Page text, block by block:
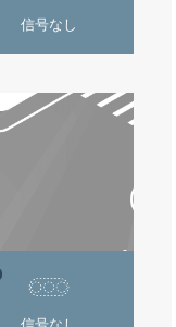
信号なし